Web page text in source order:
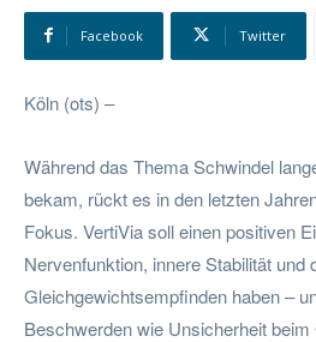
Facebook Twitter
Köln (ots) –
Während das Thema Schwindel
bekam, rückt es in den letzten
Fokus. VertiVia soll einen positiven
Nervenfunktion, innere Stabilität und
Gleichgewichtsempfinden haben –
Beschwerden wie Unsicherheit